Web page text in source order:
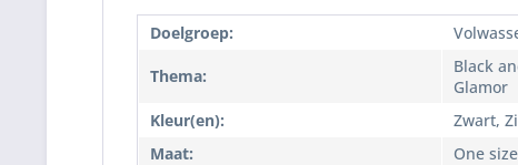
Doelgroep:
Thema:
Black
Glamor
Kleur(en):
Zwart,
Maat:
One